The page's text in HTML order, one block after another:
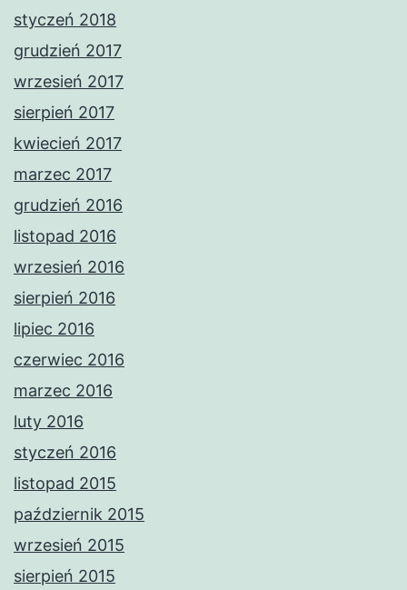
styczeń 2018
grudzień 2017
wrzesień 2017
sierpień 2017
kwiecień 2017
marzec 2017
grudzień 2016
listopad 2016
wrzesień 2016
sierpień 2016
lipiec 2016
czerwiec 2016
marzec 2016
luty 2016
styczeń 2016
listopad 2015
październik 2015
wrzesień 2015
sierpień 2015